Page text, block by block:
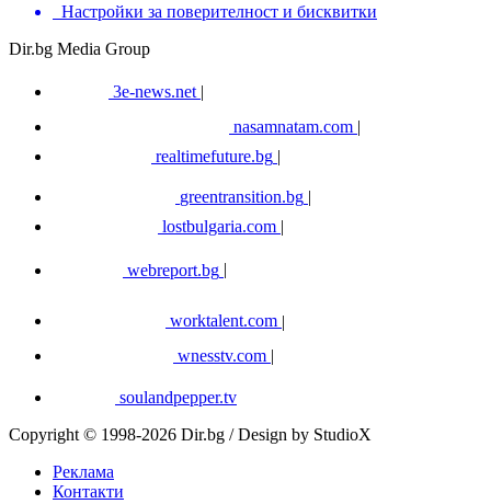
Настройки за поверителност и бисквитки
Dir.bg Media Group
3e-news.net |
nasamnatam.com |
realtimefuture.bg |
greentransition.bg |
lostbulgaria.com |
webreport.bg
worktalent.com |
wnesstv.com |
soulandpepper.tv
Copyright © 1998-2026 Dir.bg / Design by StudioX
Реклама
Контакти